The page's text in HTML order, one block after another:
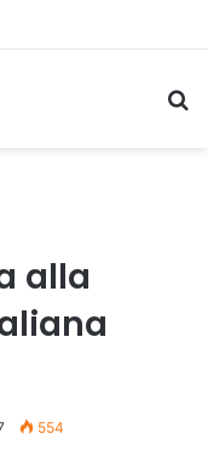
in Italia
alla
554